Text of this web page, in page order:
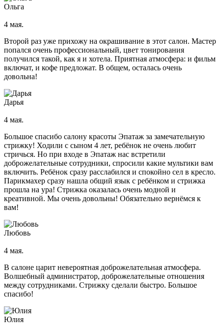
Ольга
4 мая.
Второй раз уже прихожу на окрашивание в этот салон. Мастер
попался очень профессиональный, цвет тонирования
получился такой, как я и хотела. Приятная атмосфера: и фильм
включат, и кофе предложат. В общем, осталась очень
довольна!
Дарья
4 мая.
Большое спасибо салону красоты Эпатаж за замечательную
стрижку! Ходили с сыном 4 лет, ребёнок не очень любит
стричься. Но при входе в Эпатаж нас встретили
доброжелательные сотрудники, спросили какие мультики вам
включить. Ребёнок сразу расслабился и спокойно сел в кресло.
Парикмахер сразу нашла общий язык с ребёнком и стрижка
прошла на ура! Стрижка оказалась очень модной и
креативной. Мы очень довольны! Обязательно вернёмся к
вам!
Любовь
4 мая.
В салоне царит невероятная доброжелательная атмосфера.
Волшебный администратор, доброжелательные отношения
между сотрудниками. Стрижку сделали быстро. Большое
спасибо!
Юлия